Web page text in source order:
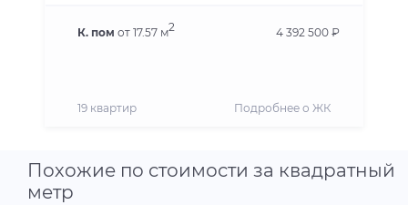
К. пом от 17.57 м2 4 392 500 ₽
19 квартир Подробнее о ЖК
Похожие по стоимости за квадратный
метр